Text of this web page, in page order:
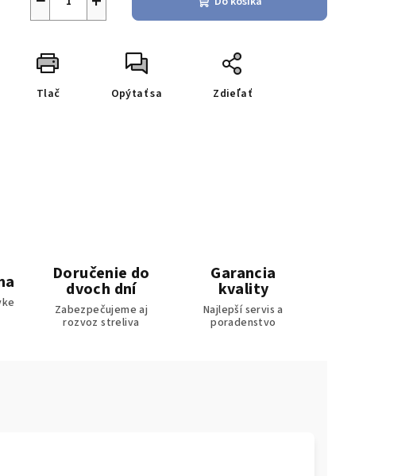
Tlač Opýtať sa Zdieľať
Doručenie do
dvoch dní
Zabezpečujeme aj
rozvoz streliva
Garancia
kvality
Najlepší servis a
poradenstvo